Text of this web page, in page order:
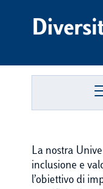
La nostra
inclusione e
l’obiettivo di